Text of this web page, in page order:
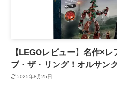
【LEGOレビュー】名作×
ブ・ザ・リング！オルサン
2025年8月25日